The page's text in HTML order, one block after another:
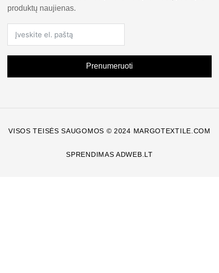
produktų naujienas.
Prenumeruoti
VISOS TEISĖS SAUGOMOS © 2024 MARGOTEXTILE.COM
SPRENDIMAS ADWEB.LT